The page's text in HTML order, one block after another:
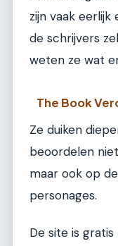
zijn vaak
de schrijvers
weten ze wat
The Book
Ze duiken
beoordelen
maar ook op
personages.
De site is